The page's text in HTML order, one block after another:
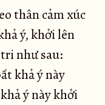
thân cảm xúc
ý, khởi lên
như sau:
khả ý này
ý này khởi